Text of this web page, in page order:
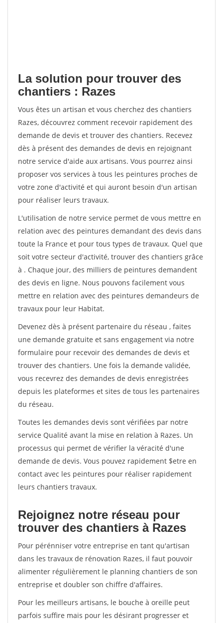
La solution pour trouver des
chantiers : Razes
Vous êtes un artisan et vous cherchez des chantiers
Razes, découvrez comment recevoir rapidement des
demande de devis et trouver des chantiers. Recevez
dès à présent des demandes de devis en rejoignant
notre service d'aide aux artisans. Vous pourrez ainsi
proposer vos services à tous les peintures proches de
votre zone d'activité et qui auront besoin d'un artisan
pour réaliser leurs travaux.
L'utilisation de notre service permet de vous mettre en
relation avec des peintures demandant des devis dans
toute la France et pour tous types de travaux. Quel que
soit votre secteur d'activité, trouver des chantiers grâce
à . Chaque jour, des milliers de peintures demandent
des devis en ligne. Nous pouvons facilement vous
mettre en relation avec des peintures demandeurs de
travaux pour leur Habitat.
Devenez dès à présent partenaire du réseau , faites
une demande gratuite et sans engagement via notre
formulaire pour recevoir des demandes de devis et
trouver des chantiers. Une fois la demande validée,
vous recevrez des demandes de devis enregistrées
depuis les plateformes et sites de tous les partenaires
du réseau.
Toutes les demandes devis sont vérifiées par notre
service Qualité avant la mise en relation à Razes. Un
processus qui permet de vérifier la véracité d'une
demande de devis. Vous pouvez rapidement $etre en
contact avec les peintures pour réaliser rapidement
leurs chantiers travaux.
Rejoignez notre réseau pour
trouver des chantiers à Razes
Pour pérénniser votre entreprise en tant qu'artisan
dans les travaux de rénovation Razes, il faut pouvoir
alimenter régulièrement le planning chantiers de son
entreprise et doubler son chiffre d'affaires.
Pour les meilleurs artisans, le bouche à oreille peut
parfois suffire mais pour les désirant progresser et